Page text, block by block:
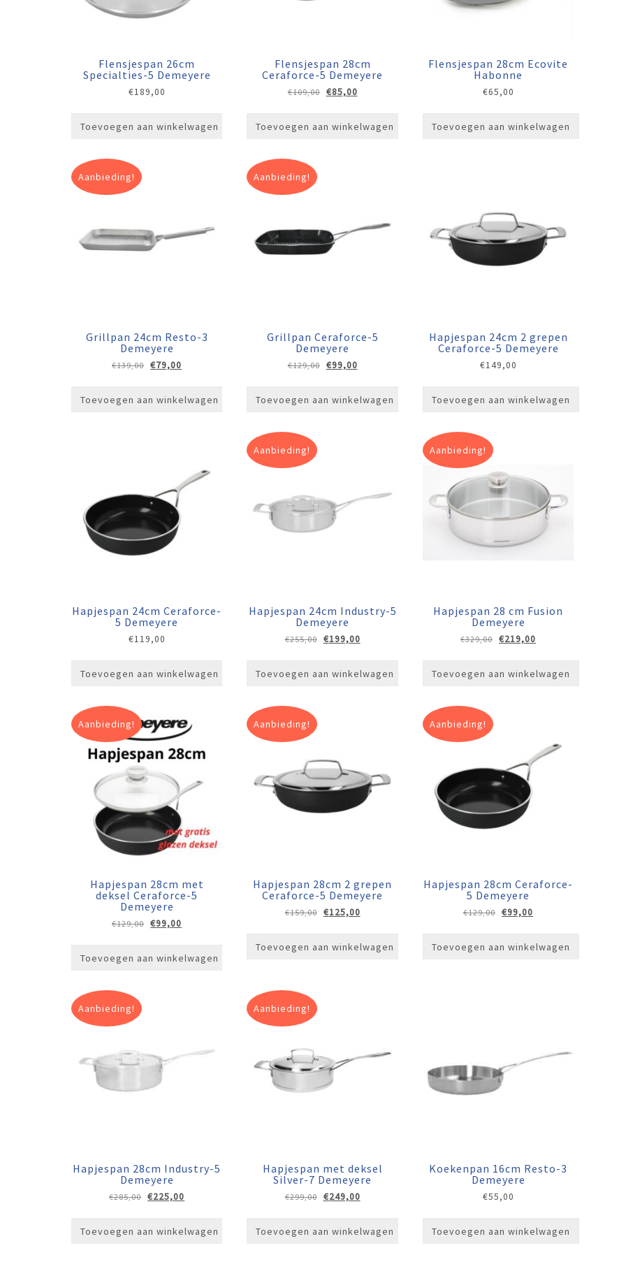
Flensjespan 26cm
Specialties-5 Demeyere
€189,00
Toevoegen aan winkelwagen
Flensjespan 28cm
Ceraforce-5 Demeyere
€109,00
Oorspronkelijke
€109,00.
€85,00Huidige
€85,00.
Toevoegen aan winkelwagen
Flensjespan 28cm Ecovite
Habonne
€65,00
Toevoegen aan winkelwagen
Aanbieding!
Grillpan 24cm Resto-3
Demeyere
€139,00 Oorspronkelijke
€139,00.
€79,00
€79,00.
Toevoegen aan winkelwagen
Aanbieding!
Grillpan Ceraforce-5
Demeyere
€129,00
Oorspronkelijke
€129,00.
€99,00Huidige
€99,00.
Toevoegen aan winkelwagen
Hapjespan 24cm 2 grepen
Ceraforce-5 Demeyere
€149,00
Toevoegen aan winkelwagen
Hapjespan 24cm Ceraforce-
5 Demeyere
€119,00
Toevoegen aan winkelwagen
Aanbieding!
Hapjespan 24cm Industry-5
Demeyere
€255,00
Oorspronkelijke
€255,00.
€199,00Huidige
€199,00.
Toevoegen aan winkelwagen
Aanbieding!
Hapjespan 28 cm Fusion
Demeyere
€329,00 Oorspronkelijke
€329,00.
€219,00
€219,00.
Toevoegen aan winkelwagen
Aanbieding!
Hapjespan 28cm met
deksel Ceraforce-5
Demeyere
€129,00 Oorspronkelijke
€129,00.
€99,00
€99,00.
Toevoegen aan winkelwagen
Aanbieding!
Hapjespan 28cm 2 grepen
Ceraforce-5 Demeyere
€159,00
Oorspronkelijke
€159,00.
€125,00Huidige
€125,00.
Toevoegen aan winkelwagen
Aanbieding!
Hapjespan 28cm Ceraforce-
5 Demeyere
€129,00 Oorspronkelijke
€129,00.
€99,00
€99,00.
Toevoegen aan winkelwagen
Aanbieding!
Hapjespan 28cm Industry-5
Demeyere
€285,00 Oorspronkelijke
€285,00.
€225,00
€225,00.
Toevoegen aan winkelwagen
Aanbieding!
Hapjespan met deksel
Silver-7 Demeyere
€299,00
Oorspronkelijke
€299,00.
€249,00Huidige
€249,00.
Toevoegen aan winkelwagen
Koekenpan 16cm Resto-3
Demeyere
€55,00
Toevoegen aan winkelwagen